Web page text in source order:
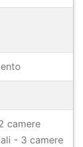
camere
- 3 camere